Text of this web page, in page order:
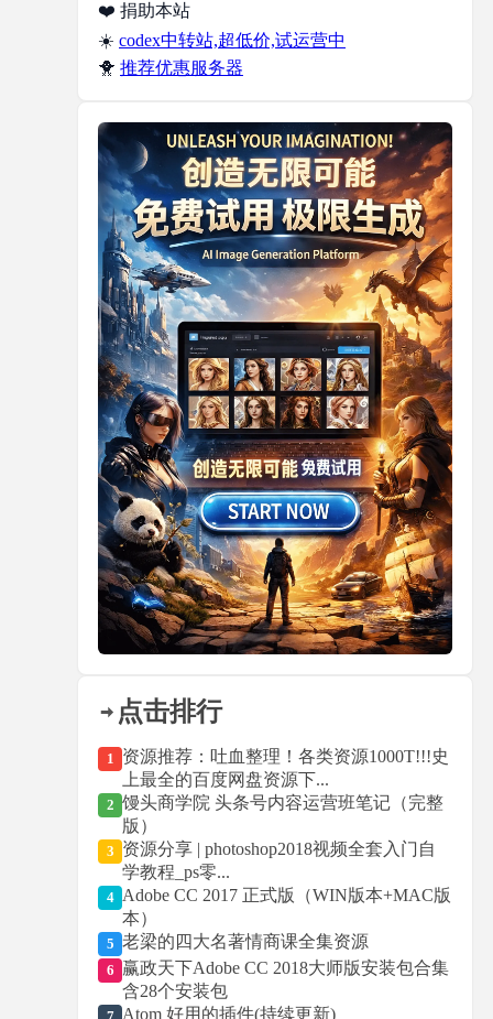
❤️ 捐助本站
☀️ codex中转站,超低价,试运营中
🐥 推荐优惠服务器
点击排行
1 资源推荐：吐血整理！各类资源1000T!!!史
上最全的百度网盘资源下...
2 馒头商学院 头条号内容运营班笔记（完整
版）
3 资源分享 | photoshop2018视频全套入门自
学教程_ps零...
4 Adobe CC 2017 正式版（WIN版本+MAC版
本）
5 老梁的四大名著情商课全集资源
6 赢政天下Adobe CC 2018大师版安装包合集
含28个安装包
Atom 好用的插件(持续更新)